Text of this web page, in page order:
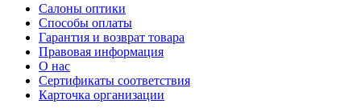
Салоны оптики
Способы оплаты
Гарантия и возврат товара
Правовая информация
О нас
Сертификаты соответствия
Карточка организации